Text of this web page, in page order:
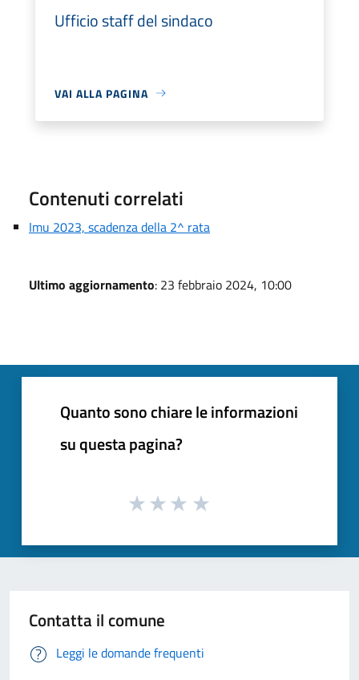
Ufficio staff del sindaco
VAI ALLA PAGINA
Contenuti correlati
Imu 2023, scadenza della 2^ rata
Ultimo aggiornamento: 23 febbraio 2024, 10:00
Quanto sono chiare le informazioni
su questa pagina?
Contatta il comune
Leggi le domande frequenti